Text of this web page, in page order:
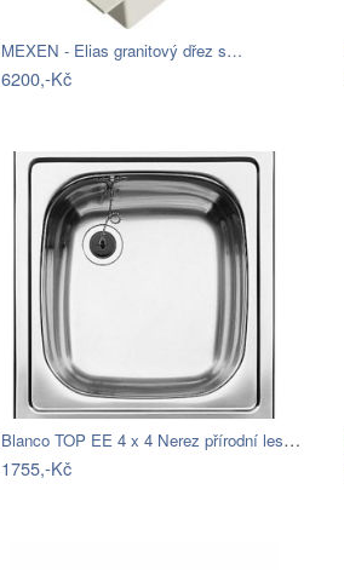
MEXEN - Elias granitový dřez s…
6200,-Kč
Blanco TOP EE 4 x 4 Nerez přírodní lesk…
1755,-Kč